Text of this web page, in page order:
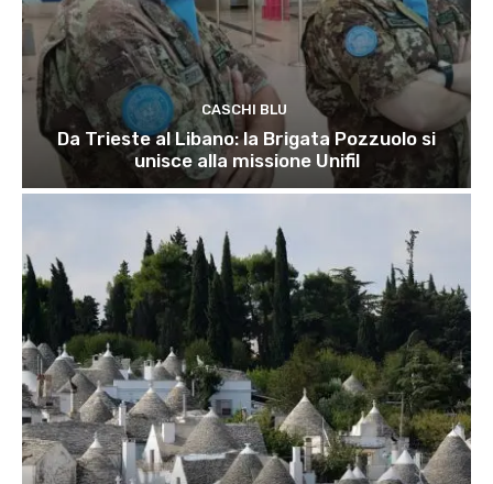
CASCHI BLU
Da Trieste al Libano: la Brigata Pozzuolo si
unisce alla missione Unifil